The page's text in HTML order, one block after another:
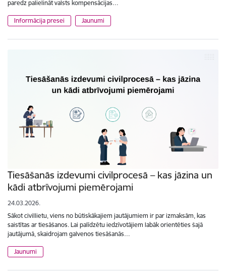
paredz palielināt valsts kompensācijas…
Informācija presei Jaunumi
Tiesāšanās izdevumi civilprocesā – kas jāzina un
kādi atbrīvojumi piemērojami
24.03.2026.
Sākot civillietu, viens no būtiskākajiem jautājumiem ir par izmaksām, kas
saistītas ar tiesāšanos. Lai palīdzētu iedzīvotājiem labāk orientēties šajā
jautājumā, skaidrojam galvenos tiesāšanās…
Jaunumi